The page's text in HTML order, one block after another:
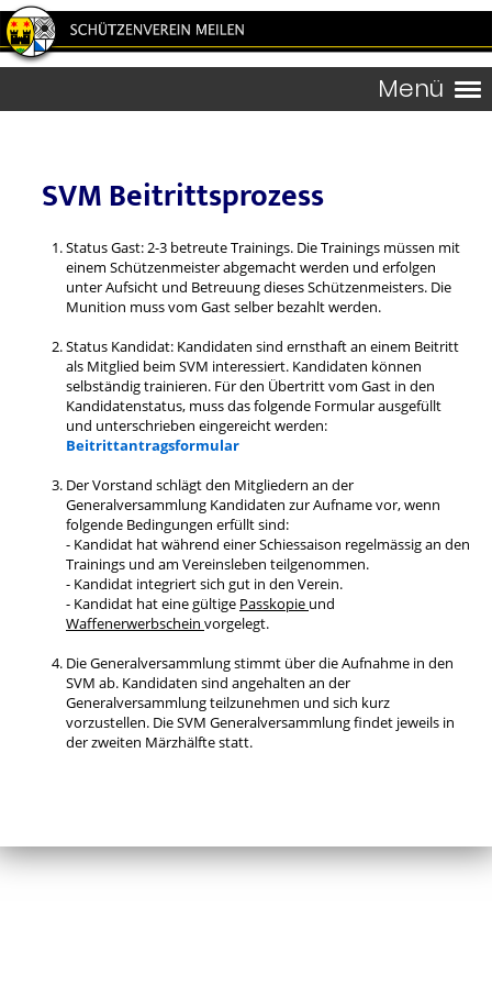
Menü
SVM Beitrittsprozess
Status Gast: 2-3 betreute Trainings. Die Trainings müssen mit
einem Schützenmeister abgemacht werden und erfolgen
unter Aufsicht und Betreuung dieses Schützenmeisters. Die
Munition muss vom Gast selber bezahlt werden.
Status Kandidat: Kandidaten sind ernsthaft an einem Beitritt
als Mitglied beim SVM interessiert. Kandidaten können
selbständig trainieren. Für den Übertritt vom Gast in den
Kandidatenstatus, muss das folgende Formular ausgefüllt
und unterschrieben eingereicht werden:
Beitrittantragsformular
Der Vorstand schlägt den Mitgliedern an der
Generalversammlung Kandidaten zur Aufname vor, wenn
folgende Bedingungen erfüllt sind:
- Kandidat hat während einer Schiessaison regelmässig an den
Trainings und am Vereinsleben teilgenommen.
- Kandidat integriert sich gut in den Verein.
- Kandidat hat eine gültige Passkopie und
Waffenerwerbschein vorgelegt.
Die Generalversammlung stimmt über die Aufnahme in den
SVM ab. Kandidaten sind angehalten an der
Generalversammlung teilzunehmen und sich kurz
vorzustellen. Die SVM Generalversammlung findet jeweils in
der zweiten Märzhälfte statt.